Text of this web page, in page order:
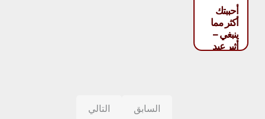
أحببتك
أكثر مما
ينبغي –
أثير عبد
السابق التالي